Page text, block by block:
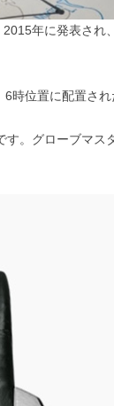
年に発表され
時位置に配置され
。グローブマス